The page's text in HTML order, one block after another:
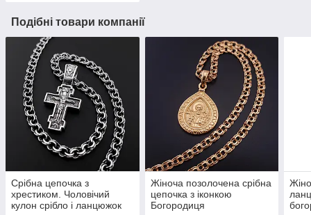
Подібні товари компанії
Срібна цепочка з
хрестиком. Чоловічий
кулон срібло і ланцюжок
Жіноча позолочена срібна
цепочка з іконкою
Богородиця